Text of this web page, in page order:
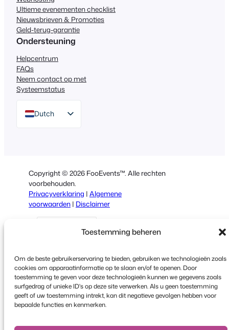
Toestemming beheren
Om de beste gebruikerservaring te bieden, gebruiken we technologieën zoals
cookies om apparaatinformatie op te slaan en/of te openen. Door
toestemming te geven voor deze technologieën kunnen we gegevens zoals
surfgedrag of unieke ID's op deze site verwerken. Als u geen toestemming
geeft of uw toestemming intrekt, kan dit negatieve gevolgen hebben voor
bepaalde functies en kenmerken.
Ultieme evenementen checklist
Nieuwsbrieven & Promoties
Geld-terug-garantie
Ondersteuning
Helpcentrum
FAQs
Neem contact op met
Systeemstatus
Dutch
English
Italian
Portuguese
French
Copyright © 2026 FooEvents™. Alle rechten
voorbehouden.
Privacyverklaring | Algemene
voorwaarden | Disclaimer
X